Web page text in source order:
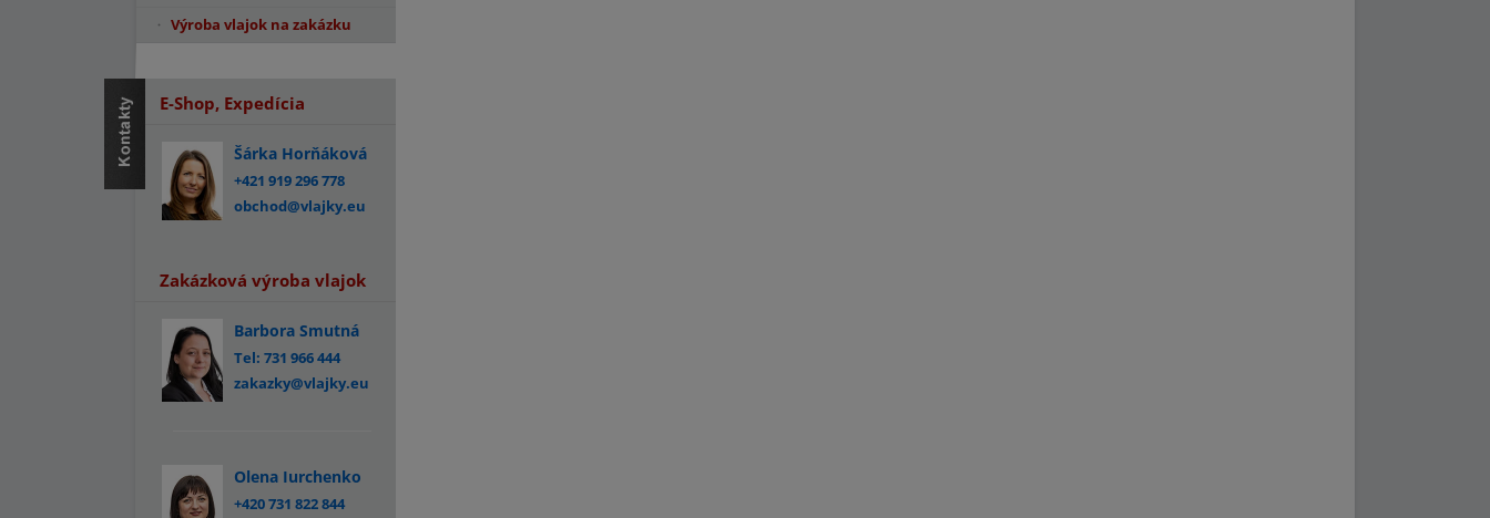
Výroba vlajok na zakázku
E-Shop, Expedícia
Šárka Horňáková
+421 919 296 778
obchod@vlajky.eu
Zakázková výroba vlajok
Barbora Smutná
Tel: 731 966 444
zakazky@vlajky.eu
Olena Iurchenko
+420 731 822 844